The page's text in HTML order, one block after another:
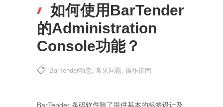
如何使用BarTender
的Administration
Console功能？
BarTender动态, 常见问题, 操作指南
BarTender 条码软件除了提供基本的标签设计及